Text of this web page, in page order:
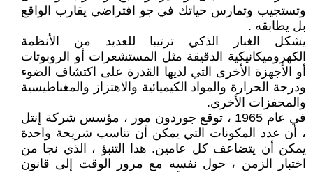
وتستجيب وتمارس حياتك في جو افتراضي يقارب الواقع
بل يطابقه .
يشكل الغبار الذكي ترتيبا للعديد من الأنظمة
الكهروميكانيكية الدقيقة مثل المستشعرات أو الروبوتات
أو الأجهزة الأخرى التي لديها القدرة على اكتشاف الضوء
ودرجة الحرارة والمواد الكيميائية والاهتزاز والمغناطيسية
والمحفزات الأخرى.
في عام 1965 ، توقع جوردون مور ، مؤسس شركة إنتل
، أن عدد المكونات التي يمكن أن تناسب شريحة واحدة
يمكن أن يتضاعف كل عامين. هذا التنبؤ ، الذي نجا من
اختبار الزمن ، حول نفسه مع مرور الوقت إلى قانون